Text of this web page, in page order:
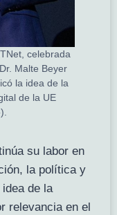
celebrada
Malte Beyer
la idea de la
de la UE
su labor en
la política y
de la
relevancia en el